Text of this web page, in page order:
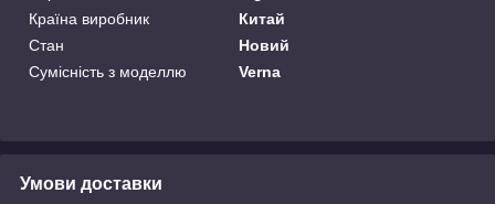
Країна виробник
Китай
Стан
Новий
Сумісність з моделлю
Verna
Умови доставки